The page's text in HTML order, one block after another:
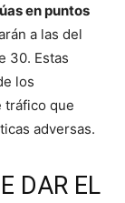
en puntos
a las del
30. Estas
los
tráfico que
adversas.
DAR EL